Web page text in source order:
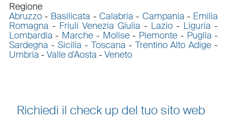
Regione
Abruzzo- Basilicata - Calabria - Campania - Emilia
Romagna - Friuli Venezia Giulia - Lazio - Liguria -
Lombardia - Marche - Molise- Piemonte - Puglia -
Sardegna - Sicilia - Toscana - Trentino Alto Adige -
Umbria - Valle d'Aosta - Veneto
Richiedi il check up del tuo sito web